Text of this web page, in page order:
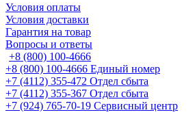
Условия оплаты
Условия доставки
Гарантия на товар
Вопросы и ответы
+8 (800) 100-4666
+8 (800) 100-4666 Единый номер
+7 (4112) 355-472 Отдел сбыта
+7 (4112) 355-367 Отдел сбыта
+7 (924) 765-70-19 Сервисный центр